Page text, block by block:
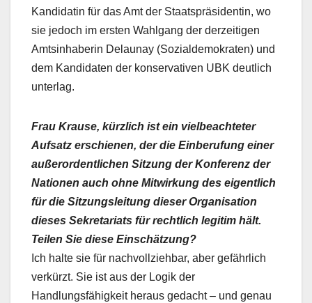
Kandidatin für das Amt der Staatspräsidentin, wo
sie jedoch im ersten Wahlgang der derzeitigen
Amtsinhaberin Delaunay (Sozialdemokraten) und
dem Kandidaten der konservativen UBK deutlich
unterlag.
Frau Krause, kürzlich ist ein vielbeachteter
Aufsatz erschienen, der die Einberufung einer
außerordentlichen Sitzung der Konferenz der
Nationen auch ohne Mitwirkung des eigentlich
für die Sitzungsleitung dieser Organisation
dieses Sekretariats für rechtlich legitim hält.
Teilen Sie diese Einschätzung?
Ich halte sie für nachvollziehbar, aber gefährlich
verkürzt. Sie ist aus der Logik der
Handlungsfähigkeit heraus gedacht – und genau